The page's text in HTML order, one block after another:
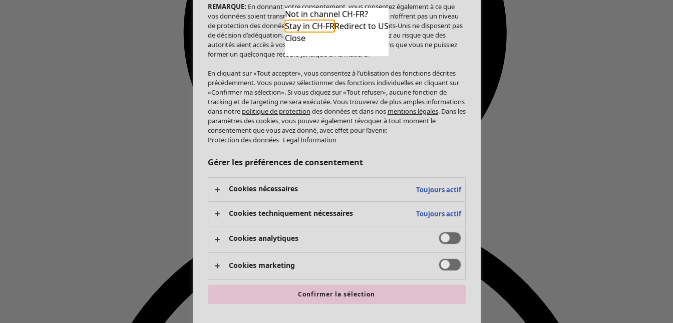
Not in channel CH-FR?
Stay in CH-FRRedirect to US
Close
REMARQUE: En donnant votre consentement, vous consentez également à ce que
vos données soient transmises aux États-Unis. Les États-Unis n’offrent pas un niveau
de protection des données comparable à celui de l’UE. Les États-Unis ne disposent pas
de décision d’adéquation. Par conséquent, vous vous exposez au risque que des
autorités aient accès à vos données à caractère personnel sans que vous ne puissiez
former un quelconque recours juridique en la matière.
En cliquant sur «Tout accepter», vous consentez à l’utilisation des fonctions décrites
précédemment. Vous pouvez sélectionner des fonctions individuelles en cliquant sur
«Confirmer ma sélection». Si vous cliquez sur «Tout refuser», aucune fonction de
tracking et de targeting ne sera exécutée. Vous trouverez de plus amples informations
dans notre politique de protection des données et dans nos mentions légales. Dans les
paramètres des cookies, vous pouvez également révoquer à tout moment le
consentement que vous avez donné, avec effet pour l’avenir.
Protection des données Legal Information
Gérer les préférences de consentement
Cookies nécessaires Toujours actif
Cookies techniquement nécessaires Toujours actif
Cookies analytiques
Cookies marketing
Confirmer la sélection